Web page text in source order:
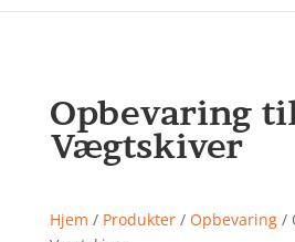
Opbevaring
Vægtskiver
Hjem / Produkter/ Opbevaring/